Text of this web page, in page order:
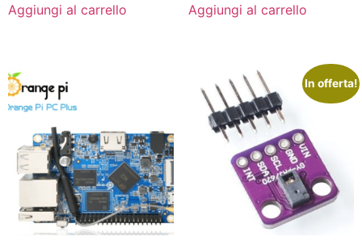
Aggiungi al carrello Aggiungi al carrello
In offerta!